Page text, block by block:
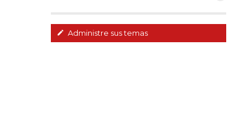
Administre sus temas